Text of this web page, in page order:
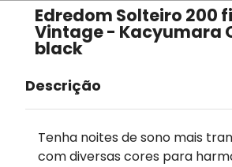
Edredom Solteiro 200
Vintage - Kacyumara
black
Descrição
Tenha noites de sono mais
com diversas cores para